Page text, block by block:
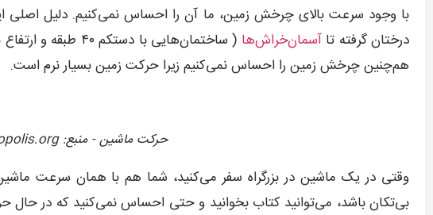
با وجود سرعت بالای چرخش زمین، ما آن را احساس نمی‌کنیم. دلیل اصلی
درختان گرفته تاآسمان‌خراش‌ها
هم‌چنین چرخش زمین را احساس نمی‌کنیم زیرا حرکت زمین بسیار نرم است.
حرکت ماشین - منبع: wonderopolis.org
وقتی در یک ماشین در بزرگراه سفر می‌کنید، شما هم با همان سرعت
بی‌تکان باشد، می‌توانید کتاب بخوانید و حتی احساس نمی‌کنید که در